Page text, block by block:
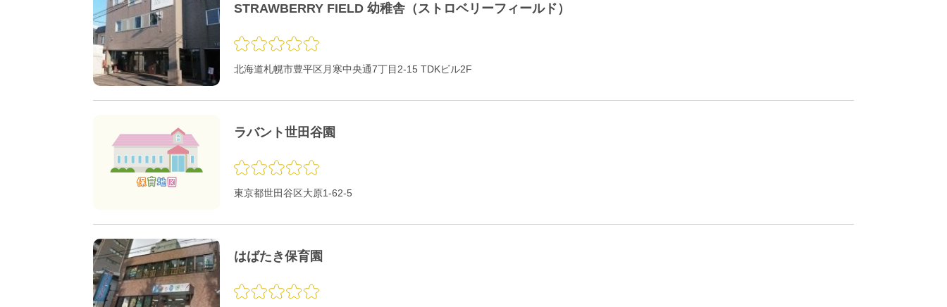
STRAWBERRY FIELD 幼稚舎（ストロベリーフィールド）
北海道札幌市豊平区月寒中央通7丁目2-15 TDKビル2F
ラバント世田谷園
東京都世田谷区大原1-62-5
はばたき保育園